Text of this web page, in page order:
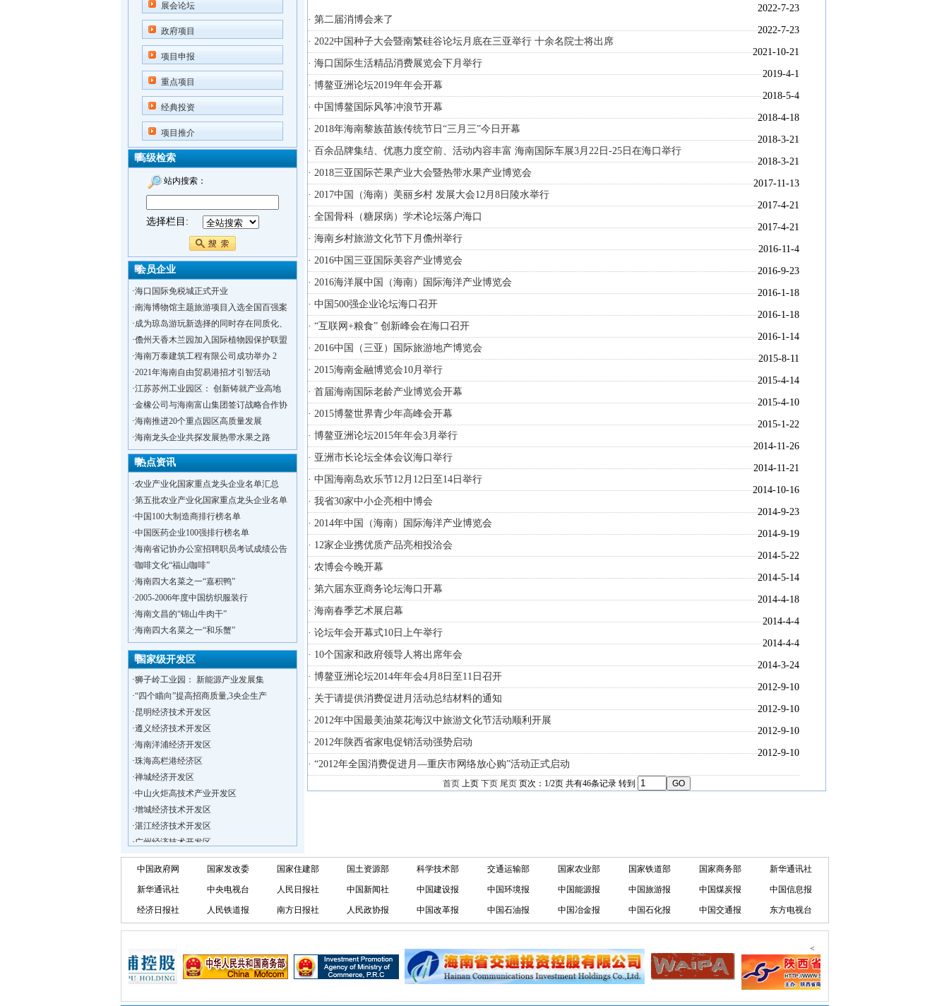
展会论坛
政府项目
项目申报
重点项目
经典投资
项目推介
高级检索
站内搜索：
选择栏目:
会员企业
·海口国际免税城正式开业
·南海博物馆主题旅游项目入选全国百强案
·成为琼岛游玩新选择的同时存在同质化、
·儋州天香木兰园加入国际植物园保护联盟
·海南万泰建筑工程有限公司成功举办 2
·2021年海南自由贸易港招才引智活动
·江苏苏州工业园区： 创新铸就产业高地
·金橡公司与海南富山集团签订战略合作协
·海南推进20个重点园区高质量发展
·海南龙头企业共探发展热带水果之路
热点资讯
·农业产业化国家重点龙头企业名单汇总
·第五批农业产业化国家重点龙头企业名单
·中国100大制造商排行榜名单
·中国医药企业100强排行榜名单
·海南省记协办公室招聘职员考试成绩公告
·咖啡文化“福山咖啡”
·海南四大名菜之一“嘉积鸭”
·2005-2006年度中国纺织服装行
·海南文昌的“锦山牛肉干”
·海南四大名菜之一“和乐蟹”
国家级开发区
洋浦不断延伸产业链，推进一批石化产业
·海口今年将投入44.4亿元推进江东新
·新加坡海口国家高新区国际创新创业中心
狮子岭工业园： 新能源产业发展集
“四个瞄向”提高招商质量,3央企生产
昆明经济技术开发区
遵义经济技术开发区
海南洋浦经济开发区
珠海高栏港经济区
禅城经济开发区
中山火炬高技术产业开发区
增城经济技术开发区
湛江经济技术开发区
广州经济技术开发区
大亚湾经济技术开发区
北京经济技术开发区
海口今年将投入44.4亿元推进江东新
·新加坡海口国家高新区国际创新创业中心
·“四个瞄向”提高招商质量,3央企生产
·昆明经济技术开发区
· 第二届消博会来了
2022-7-23
· 2022中国种子大会暨南繁硅谷论坛月底在三亚举行 十余名院士将出席
2022-7-23
· 海口国际生活精品消费展览会下月举行
2021-10-21
· 博鳌亚洲论坛2019年年会开幕
2019-4-1
· 中国博鳌国际风筝冲浪节开幕
2018-5-4
· 2018年海南黎族苗族传统节日“三月三”今日开幕
2018-4-18
· 百余品牌集结、优惠力度空前、活动内容丰富 海南国际车展3月22日-25日在海口举行
2018-3-21
· 2018三亚国际芒果产业大会暨热带水果产业博览会
2018-3-21
· 2017中国（海南）美丽乡村 发展大会12月8日陵水举行
2017-11-13
· 全国骨科（糖尿病）学术论坛落户海口
2017-4-21
· 海南乡村旅游文化节下月儋州举行
2017-4-21
· 2016中国三亚国际美容产业博览会
2016-11-4
· 2016海洋展中国（海南）国际海洋产业博览会
2016-9-23
· 中国500强企业论坛海口召开
2016-1-18
· “互联网+粮食” 创新峰会在海口召开
2016-1-18
· 2016中国（三亚）国际旅游地产博览会
2016-1-14
· 2015海南金融博览会10月举行
2015-8-11
· 首届海南国际老龄产业博览会开幕
2015-4-14
· 2015博鳌世界青少年高峰会开幕
2015-4-10
· 博鳌亚洲论坛2015年年会3月举行
2015-1-22
· 亚洲市长论坛全体会议海口举行
2014-11-26
· 中国海南岛欢乐节12月12日至14日举行
2014-11-21
· 我省30家中小企亮相中博会
2014-10-16
· 2014年中国（海南）国际海洋产业博览会
2014-9-23
· 12家企业携优质产品亮相投洽会
2014-9-19
· 农博会今晚开幕
2014-5-22
· 第六届东亚商务论坛海口开幕
2014-5-14
· 海南春季艺术展启幕
2014-4-18
· 论坛年会开幕式10日上午举行
2014-4-4
· 10个国家和政府领导人将出席年会
2014-4-4
· 博鳌亚洲论坛2014年年会4月8日至11日召开
2014-3-24
· 关于请提供消费促进月活动总结材料的通知
2012-9-10
· 2012年中国最美油菜花海汉中旅游文化节活动顺利开展
2012-9-10
· 2012年陕西省家电促销活动强势启动
2012-9-10
· “2012年全国消费促进月—重庆市网络放心购”活动正式启动
2012-9-10
首页上页 下页 尾页页次：1/2页 共有46条记录 转到
中国政府网 国家发改委 国家住建部 国土资源部 科学技术部 交通运输部 国家农业部 国家铁道部 国家商务部 新华通讯社
新华通讯社 中央电视台 人民日报社 中国新闻社 中国建设报 中国环境报 中国能源报 中国旅游报 中国煤炭报 中国信息报
经济日报社 人民铁道报 南方日报社 人民政协报 中国改革报 中国石油报 中国冶金报 中国石化报 中国交通报 东方电视台